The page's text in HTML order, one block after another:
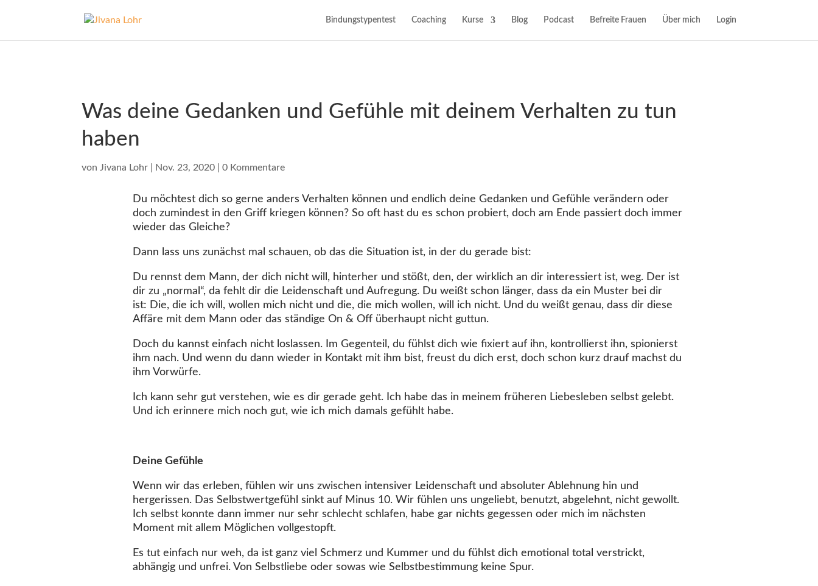
Bindungstypentest Coaching Kurse Blog Podcast Befreite Frauen Über mich Login
Was deine Gedanken und Gefühle mit deinem Verhalten zu tun
haben
von Jivana Lohr Nov. 23, 2020 |0 Kommentare
Du möchtest dich so gerne anders Verhalten können und endlich deine Gedanken und Gefühle verändern oder
doch zumindest in den Griff kriegen können? So oft hast du es schon probiert, doch am Ende passiert doch immer
wieder das Gleiche?
Dann lass uns zunächst mal schauen, ob das die Situation ist, in der du gerade bist:
Du rennst dem Mann, der dich nicht will, hinterher und stößt, den, der wirklich an dir interessiert ist, weg. Der ist
dir zu „normal“, da fehlt dir die Leidenschaft und Aufregung. Du weißt schon länger, dass da ein Muster bei dir
ist: Die, die ich will, wollen mich nicht und die, die mich wollen, will ich nicht. Und du weißt genau, dass dir diese
Affäre mit dem Mann oder das ständige On & Off überhaupt nicht guttun.
Doch du kannst einfach nicht loslassen. Im Gegenteil, du fühlst dich wie fixiert auf ihn, kontrollierst ihn, spionierst
ihm nach. Und wenn du dann wieder in Kontakt mit ihm bist, freust du dich erst, doch schon kurz drauf machst du
ihm Vorwürfe.
Ich kann sehr gut verstehen, wie es dir gerade geht. Ich habe das in meinem früheren Liebesleben selbst gelebt.
Und ich erinnere mich noch gut, wie ich mich damals gefühlt habe.
Deine Gefühle
Wenn wir das erleben, fühlen wir uns zwischen intensiver Leidenschaft und absoluter Ablehnung hin und
hergerissen. Das Selbstwertgefühl sinkt auf Minus 10. Wir fühlen uns ungeliebt, benutzt, abgelehnt, nicht gewollt.
Ich selbst konnte dann immer nur sehr schlecht schlafen, habe gar nichts gegessen oder mich im nächsten
Moment mit allem Möglichen vollgestopft.
Es tut einfach nur weh, da ist ganz viel Schmerz und Kummer und du fühlst dich emotional total verstrickt,
abhängig und unfrei. Von Selbstliebe oder sowas wie Selbstbestimmung keine Spur.